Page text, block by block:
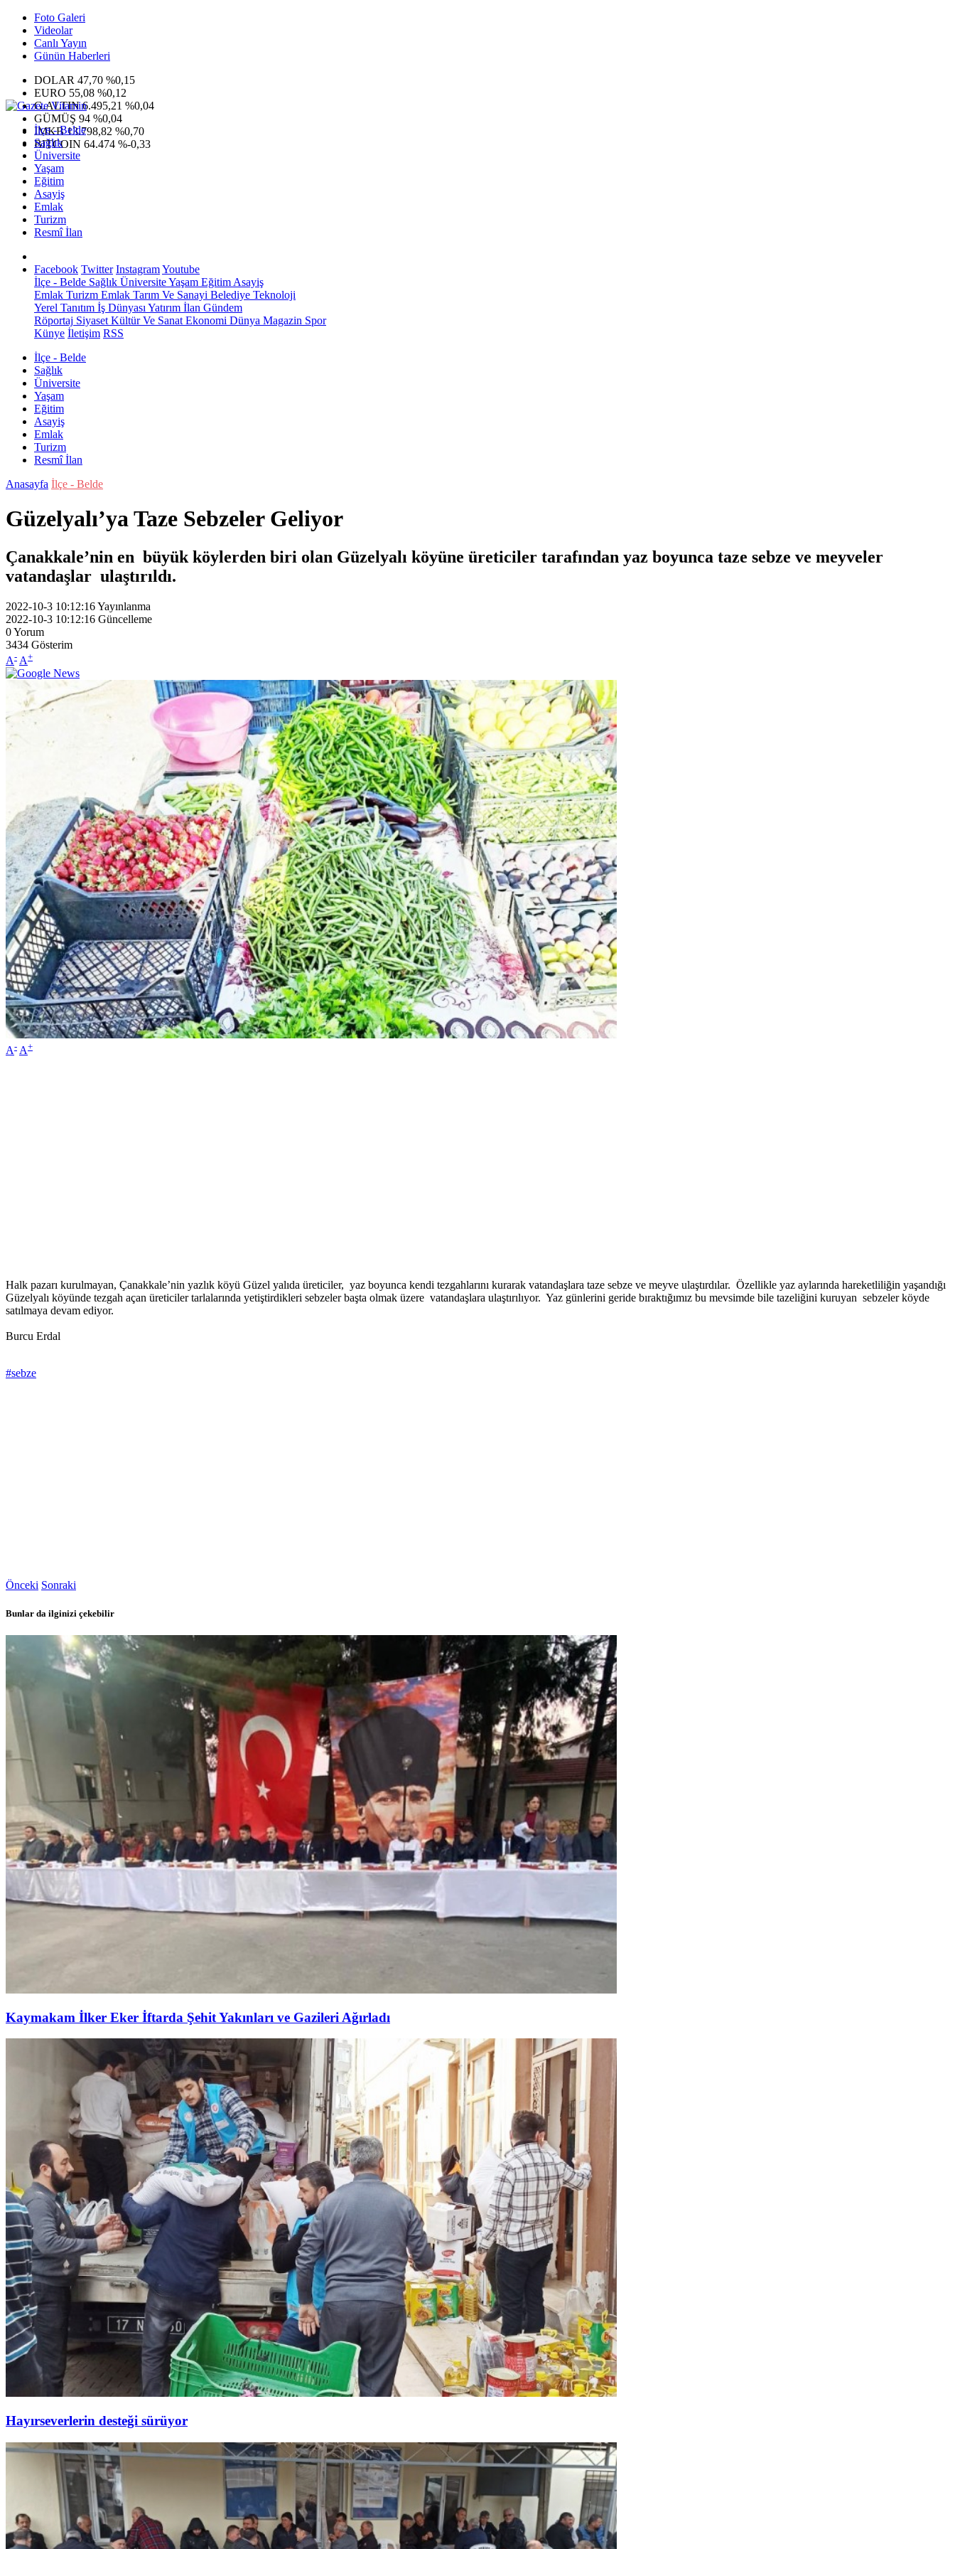
Foto Galeri
Videolar
Canlı Yayın
Günün Haberleri
DOLAR 47,70 %0,15
EURO 55,08 %0,12
G.ALTIN6.495,21 %0,04
GÜMÜŞ 94 %0,04
IMKB13.798,82 %0,70
BITCOIN 64.474 %-0,33
İlçe - Belde
Sağlık
Üniversite
Yaşam
Eğitim
Asayiş
Emlak
Turizm
Resmî İlan
Facebook Twitter InstagramYoutube
İlçe - Belde Sağlık ÜniversiteYaşam Eğitim Asayiş
Emlak Turizm Emlak Tarım Ve Sanayi Belediye Teknoloji
Yerel Tanıtım İş Dünyası Yatırım İlan Gündem
Röportaj Siyaset Kültür Ve Sanat Ekonomi Dünya Magazin Spor
Künye İletişim RSS
İlçe - Belde
Sağlık
Üniversite
Yaşam
Eğitim
Asayiş
Emlak
Turizm
Resmî İlan
Anasayfa İlçe - Belde
Güzelyalı’ya Taze Sebzeler Geliyor
Çanakkale’nin en büyük köylerden biri olan Güzelyalı köyüne üreticiler tarafından yaz boyunca taze sebze ve meyveler
vatandaşlar ulaştırıldı.
2022-10-3 10:12:16Yayınlanma
2022-10-3 10:12:16 Güncelleme
0Yorum
3434 Gösterim
A- A+
A- A+
Halk pazarı kurulmayan, Çanakkale’nin yazlık köyü Güzel yalıda üreticiler, yaz boyunca kendi tezgahlarını kurarak vatandaşlara taze sebze ve meyve ulaştırdılar. Özellikle yaz aylarında hareketliliğin yaşandığı
Güzelyalı köyünde tezgah açan üreticiler tarlalarında yetiştirdikleri sebzeler başta olmak üzere vatandaşlara ulaştırılıyor. Yaz günlerini geride bıraktığımız bu mevsimde bile tazeliğini kuruyan sebzeler köyde
satılmaya devam ediyor.
Burcu Erdal
#sebze
Önceki Sonraki
Bunlar da ilginizi çekebilir
Kaymakam İlker Eker İftarda Şehit Yakınları ve Gazileri Ağırladı
Hayırseverlerin desteği sürüyor